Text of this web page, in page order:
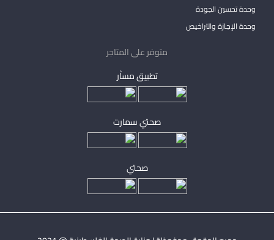
وحدة تحسين الجودة
وحدة الإجازة والتراخيص
متوفر على المتاجر
تطبيق مساْر
صحتي سمارت
صحتي